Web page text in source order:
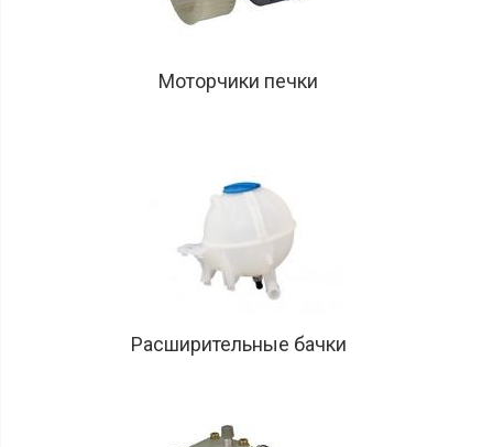
Моторчики печки
Расширительные бачки